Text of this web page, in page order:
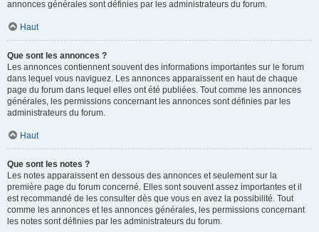
annonces générales sont définies par les administrateurs du forum.
Haut
Que sont les annonces ?
Les annonces contiennent souvent des informations importantes sur le forum
dans lequel vous naviguez. Les annonces apparaissent en haut de chaque
page du forum dans lequel elles ont été publiées. Tout comme les annonces
générales, les permissions concernant les annonces sont définies par les
administrateurs du forum.
Haut
Que sont les notes ?
Les notes apparaissent en dessous des annonces et seulement sur la
première page du forum concerné. Elles sont souvent assez importantes et il
est recommandé de les consulter dès que vous en avez la possibilité. Tout
comme les annonces et les annonces générales, les permissions concernant
les notes sont définies par les administrateurs du forum.